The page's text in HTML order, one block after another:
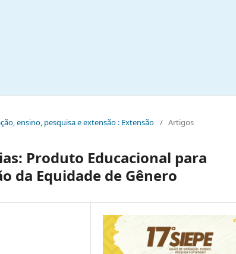
ensino, pesquisa e extensão : Extensão / Artigos
Produto Educacional para
da Equidade de Gênero